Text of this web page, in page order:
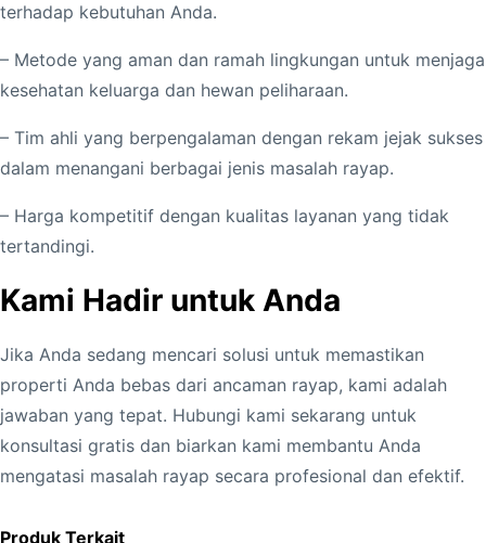
terhadap kebutuhan Anda.
– Metode yang aman dan ramah lingkungan untuk menjaga
kesehatan keluarga dan hewan peliharaan.
– Tim ahli yang berpengalaman dengan rekam jejak sukses
dalam menangani berbagai jenis masalah rayap.
– Harga kompetitif dengan kualitas layanan yang tidak
tertandingi.
Kami Hadir untuk Anda
Jika Anda sedang mencari solusi untuk memastikan
properti Anda bebas dari ancaman rayap, kami adalah
jawaban yang tepat. Hubungi kami sekarang untuk
konsultasi gratis dan biarkan kami membantu Anda
mengatasi masalah rayap secara profesional dan efektif.
Produk Terkait